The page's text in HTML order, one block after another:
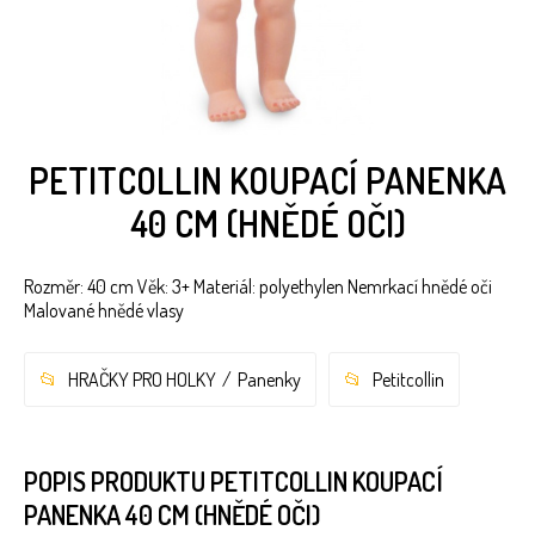
PETITCOLLIN KOUPACÍ PANENKA
40 CM (HNĚDÉ OČI)
Rozměr: 40 cm Věk: 3+ Materiál: polyethylen Nemrkací hnědé oči
Malované hnědé vlasy
HRAČKY PRO HOLKY Panenky Petitcollin
POPIS PRODUKTU PETITCOLLIN KOUPACÍ
PANENKA 40 CM (HNĚDÉ OČI)